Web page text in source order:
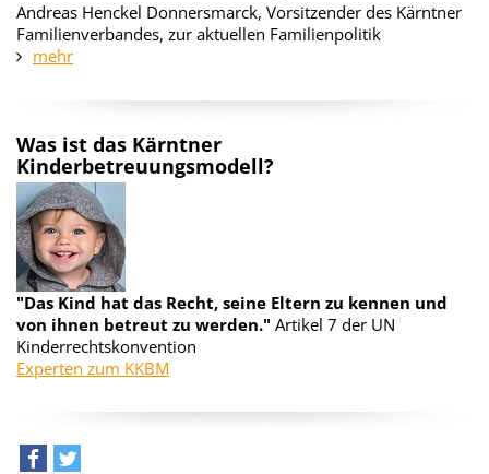
Andreas Henckel Donnersmarck, Vorsitzender des Kärntner
Familienverbandes, zur aktuellen Familienpolitik
mehr
Was ist das Kärntner
Kinderbetreuungsmodell?
"Das Kind hat das Recht, seine Eltern zu kennen und
von ihnen betreut zu werden." Artikel 7 der UN
Kinderrechtskonvention
Experten zum KKBM